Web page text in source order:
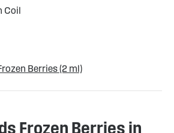
Coil
Berries (2 ml)
Frozen Berries in